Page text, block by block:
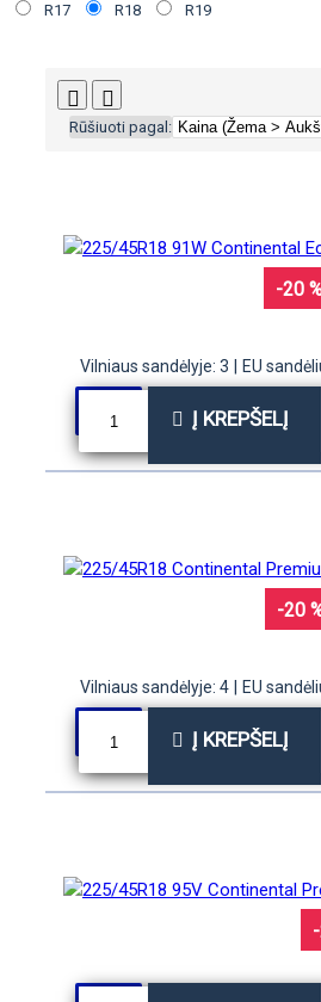
R17 R18 R19
Rūšiuoti pagal:
-20
Vilniaus sandėlyje: 3 EU
Į KREPŠELĮ
-20
Vilniaus sandėlyje: 4 EU
Į KREPŠELĮ